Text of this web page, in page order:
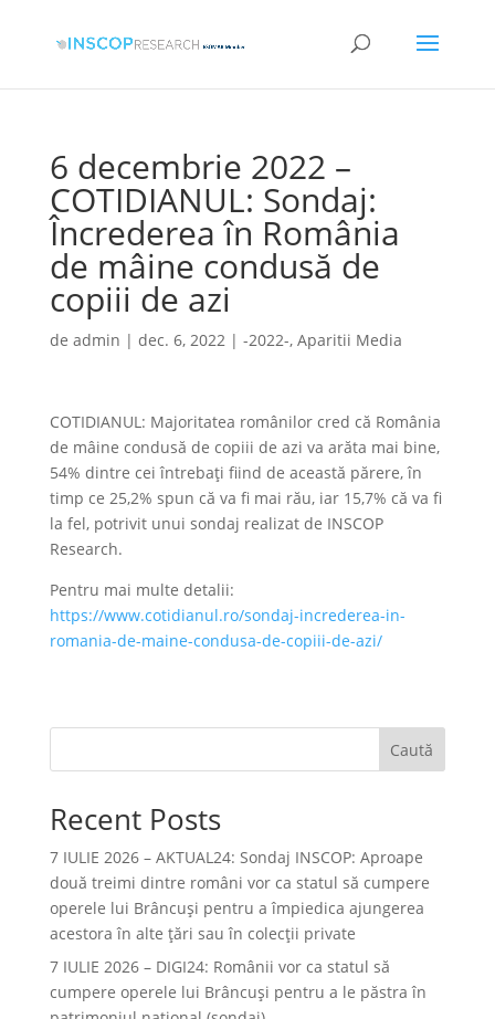
6 decembrie 2022 –
COTIDIANUL: Sondaj:
Încrederea în România
de mâine condusă de
copiii de azi
de admin | dec. 6, 2022| -2022-, Aparitii Media
COTIDIANUL: Majoritatea românilor cred că România
de mâine condusă de copiii de azi va arăta mai bine,
54% dintre cei întrebaţi fiind de această părere, în
timp ce 25,2% spun că va fi mai rău, iar 15,7% că va fi
la fel, potrivit unui sondaj realizat de INSCOP
Research.
Pentru mai multe detalii:
https://www.cotidianul.ro/sondaj-increderea-in-
romania-de-maine-condusa-de-copiii-de-azi/
Caută
Recent Posts
7 IULIE 2026 – AKTUAL24: Sondaj INSCOP: Aproape
două treimi dintre români vor ca statul să cumpere
operele lui Brâncuşi pentru a împiedica ajungerea
acestora în alte ţări sau în colecţii private
7 IULIE 2026 – DIGI24: Românii vor ca statul să
cumpere operele lui Brâncuși pentru a le păstra în